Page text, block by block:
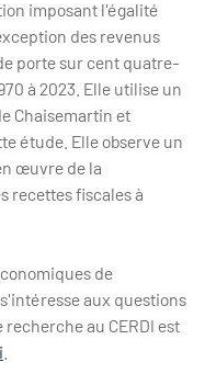
imposant l'égalité
des revenus
porte sur cent quatre-
à 2023. Elle utilise un
Chaisemartin et
étude. Elle observe un
œuvre de la
recettes fiscales à
de
aux questions
au CERDI est